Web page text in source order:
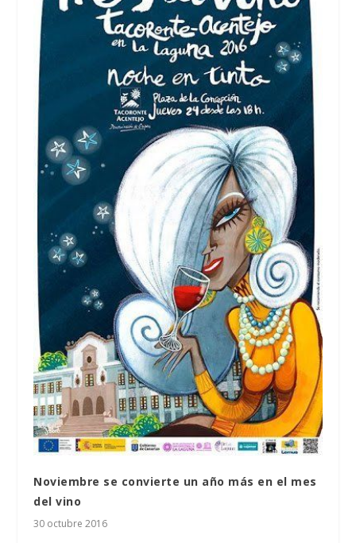
Noviembre se convierte un año más en el mes
del vino
30 octubre 2016